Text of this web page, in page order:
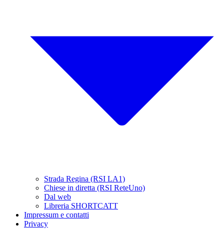
Strada Regina (RSI LA1)
Chiese in diretta (RSI ReteUno)
Dal web
Libreria SHORTCATT
Impressum e contatti
Privacy